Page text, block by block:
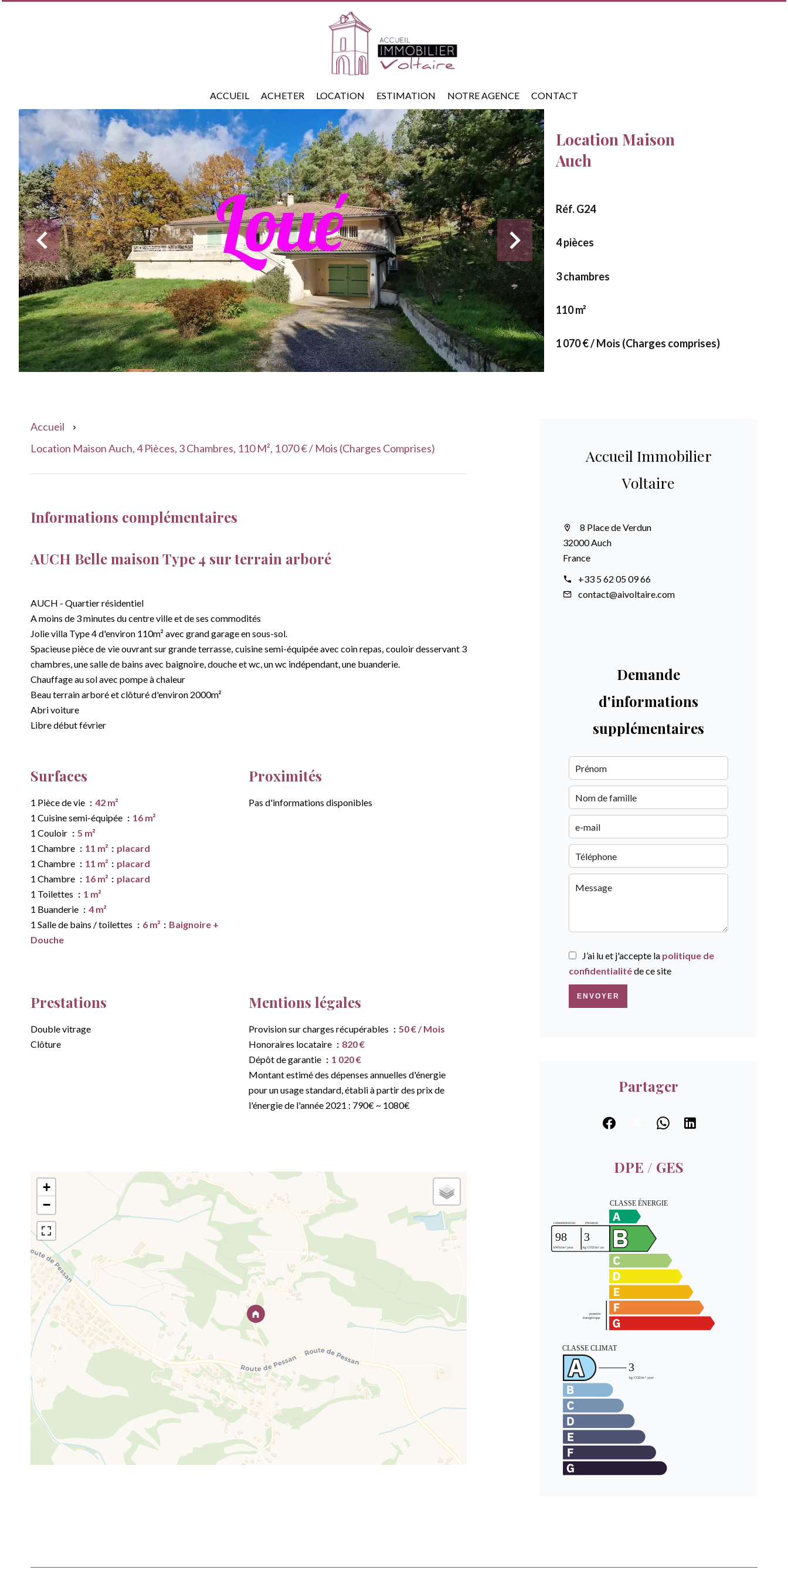
ACCUEIL ACHETER LOCATION ESTIMATION NOTRE AGENCE CONTACT
Location Maison
Auch
Réf. G24
4 pièces
3 chambres
110 m²
1 070 € / Mois (Charges comprises)
Accueil
Location Maison Auch, 4 Pièces, 3 Chambres, 110 M², 1 070 € / Mois (Charges Comprises)
Informations complémentaires
AUCH Belle maison Type 4 sur terrain arboré
AUCH - Quartier résidentiel
A moins de 3 minutes du centre ville et de ses commodités
Jolie villa Type 4 d'environ 110m² avec grand garage en sous-sol.
Spacieuse pièce de vie ouvrant sur grande terrasse, cuisine semi-équipée avec coin repas, couloir desservant 3
chambres, une salle de bains avec baignoire, douche et wc, un wc indépendant, une buanderie.
Chauffage au sol avec pompe à chaleur
Beau terrain arboré et clôturé d'environ 2000m²
Abri voiture
Libre début février
Surfaces
1 Pièce de vie
42 m²
1 Cuisine semi-équipée
16 m²
1 Couloir
5 m²
1 Chambre
11 m²
placard
1 Chambre
11 m²
placard
1 Chambre
16 m²
placard
1 Toilettes
1 m²
1 Buanderie
4 m²
1 Salle de bains / toilettes
6 m²
Baignoire +
Douche
Proximités
Pas d'informations disponibles
Prestations
Double vitrage
Clôture
Mentions légales
Provision sur charges récupérables
50 € / Mois
Honoraires locataire
820 €
Dépôt de garantie
1 020 €
Montant estimé des dépenses annuelles d'énergie
pour un usage standard, établi à partir des prix de
l'énergie de l'année 2021 : 790€ ~ 1080€
+
−
Accueil Immobilier
Voltaire
8 Place de Verdun
32000 Auch
France
+33 5 62 05 09 66
contact@aivoltaire.com
Demande
d'informations
supplémentaires
J’ai lu et j'accepte la politique de
confidentialitéde ce site
ENVOYER
Partager
DPE / GES